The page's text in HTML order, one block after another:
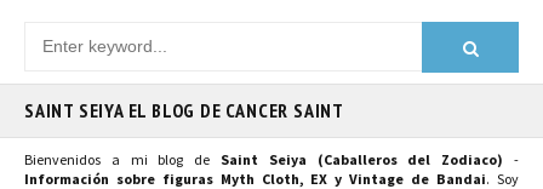
SAINT SEIYA EL BLOG DE CANCER SAINT
Bienvenidos a mi blog de Saint Seiya (Caballeros del Zodiaco) -
Información sobre figuras Myth Cloth, EX y Vintage de Bandai. Soy